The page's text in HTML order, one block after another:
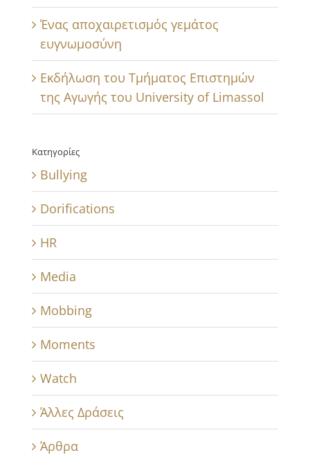
Ένας αποχαιρετισμός γεμάτος
ευγνωμοσύνη
Εκδήλωση του Τμήματος Επιστημών
της Αγωγής του University of Limassol
Κατηγορίες
Bullying
Dorifications
HR
Media
Mobbing
Moments
Watch
Άλλες Δράσεις
Άρθρα